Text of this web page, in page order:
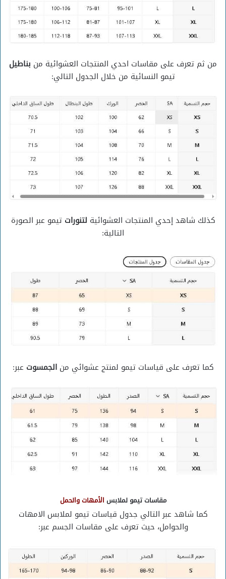
من ثم تعرف على مقاسات احدي المنتجات العشوائية من بناطيل
تيمو النسائية من خلال الجدول التالي:
كذلك شاهد إحدي المنتجات العشوائية لتنورات تيمو عبر الصورة
التالية:
كما تعرف على قياسات تيمو لمنتج عشوائي منالجمسوت عبر:
مقاسات تيمو لملابس الأمهات والحمل
كما شاهد عبر التالي جدول قياسات تيمو لملابس الامهات
والحوامل، حيث تعرف على مقاسات الجسم عبر: